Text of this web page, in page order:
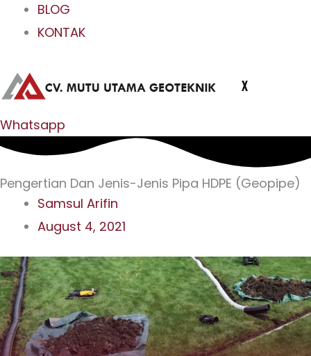
BLOG
KONTAK
X
Whatsapp
Pengertian Dan Jenis-Jenis Pipa HDPE (Geopipe)
Samsul Arifin
August 4, 2021